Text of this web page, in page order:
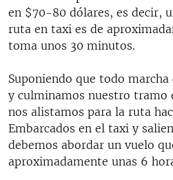
en $70-80 dólares, es decir,
ruta en taxi es de
toma unos 30 minutos.
Suponiendo que todo
y culminamos nuestro tramo
nos alistamos para la ruta
Embarcados en el taxi y
debemos abordar un vuelo
aproximadamente unas 6